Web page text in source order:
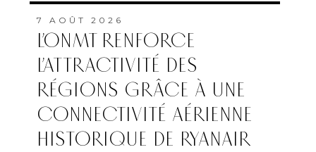
7 AOÛT 2026
L’ONMT RENFORCE
L’ATTRACTIVITÉ DES
RÉGIONS GRÂCE À UNE
CONNECTIVITÉ AÉRIENNE
HISTORIQUE DE RYANAIR